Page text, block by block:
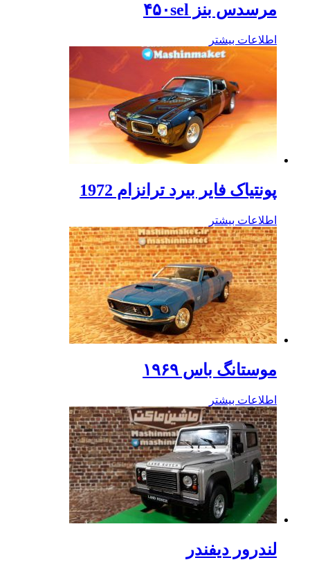
مرسدس بنز ۴۵۰sel
اطلاعات بیشتر
پونتیاک فایر بیرد ترانزام 1972
اطلاعات بیشتر
موستانگ باس ۱۹۶۹
اطلاعات بیشتر
لندرور دیفندر